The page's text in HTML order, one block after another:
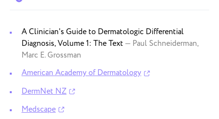
A Clinician's Guide to Dermatologic Differential
Diagnosis, Volume 1: The Text — Paul Schneiderman,
Marc E. Grossman
American Academy of Dermatology
DermNet NZ
Medscape